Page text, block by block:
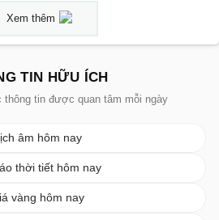
Xem thêm
TIN HỮU ÍCH
thông tin được quan tâm mỗi ngày
âm hôm nay
thời tiết hôm nay
vàng hôm nay